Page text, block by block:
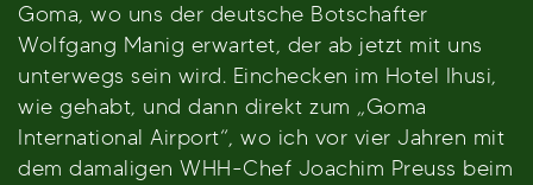
Goma, wo uns der deutsche Botschafter
Wolfgang Manig erwartet, der ab jetzt mit uns
unterwegs sein wird. Einchecken im Hotel Ihusi,
wie gehabt, und dann direkt zum „Goma
International Airport“, wo ich vor vier Jahren mit
dem damaligen WHH-Chef Joachim Preuss beim